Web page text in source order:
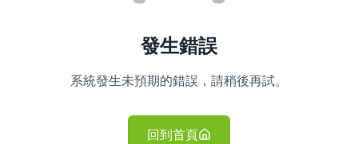
發生錯誤
系統發生未預期的錯誤，請稍後再試。
回到首頁